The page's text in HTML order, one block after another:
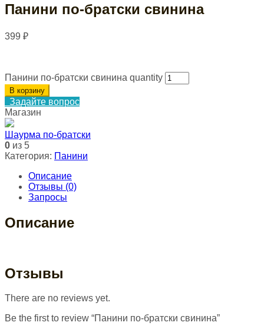
Панини по-братски свинина
399 ₽
Панини по-братски свинина quantity
В корзину
Задайте вопрос
Магазин
Шаурма по-братски
0 из 5
Категория: Панини
Описание
Отзывы (0)
Запросы
Описание
Отзывы
There are no reviews yet.
Be the first to review “Панини по-братски свинина”